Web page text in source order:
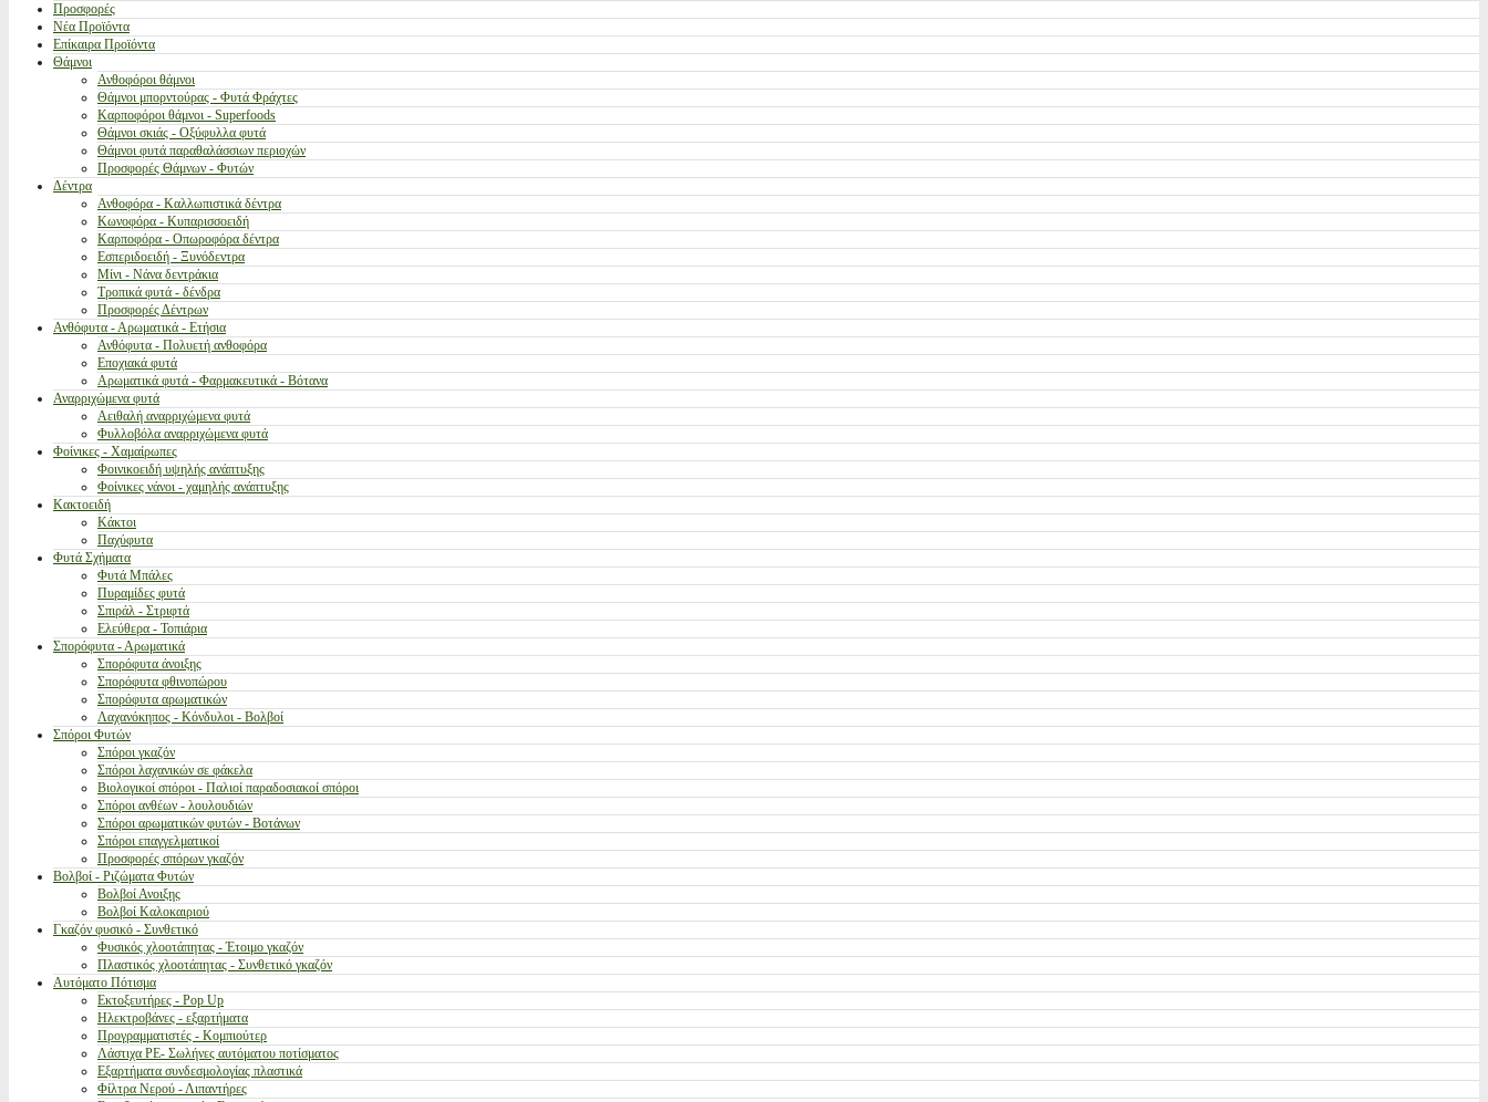
Προσφορές
Νέα Προϊόντα
Επίκαιρα Προϊόντα
Θάμνοι
Ανθοφόροι θάμνοι
Θάμνοι μπορντούρας - Φυτά Φράχτες
Καρποφόροι θάμνοι - Superfoods
Θάμνοι σκιάς - Οξύφυλλα φυτά
Θάμνοι φυτά παραθαλάσσιων περιοχών
Προσφορές Θάμνων - Φυτών
Δέντρα
Ανθοφόρα - Καλλωπιστικά δέντρα
Κωνοφόρα - Κυπαρισσοειδή
Καρποφόρα - Οπωροφόρα δέντρα
Εσπεριδοειδή - Ξυνόδεντρα
Μίνι - Νάνα δεντράκια
Τροπικά φυτά - δένδρα
Προσφορές Δέντρων
Ανθόφυτα - Αρωματικά - Ετήσια
Ανθόφυτα - Πολυετή ανθοφόρα
Εποχιακά φυτά
Αρωματικά φυτά - Φαρμακευτικά - Βότανα
Αναρριχώμενα φυτά
Αειθαλή αναρριχώμενα φυτά
Φυλλοβόλα αναρριχώμενα φυτά
Φοίνικες - Χαμαίρωπες
Φοινικοειδή υψηλής ανάπτυξης
Φοίνικες νάνοι - χαμηλής ανάπτυξης
Κακτοειδή
Κάκτοι
Παχύφυτα
Φυτά Σχήματα
Φυτά Μπάλες
Πυραμίδες φυτά
Σπιράλ - Στριφτά
Ελεύθερα - Τοπιάρια
Σπορόφυτα - Αρωματικά
Σπορόφυτα άνοιξης
Σπορόφυτα φθινοπώρου
Σπορόφυτα αρωματικών
Λαχανόκηπος - Κόνδυλοι - Βολβοί
Σπόροι Φυτών
Σπόροι γκαζόν
Σπόροι λαχανικών σε φάκελα
Βιολογικοί σπόροι - Παλιοί παραδοσιακοί σπόροι
Σπόροι ανθέων - λουλουδιών
Σπόροι αρωματικών φυτών - Βοτάνων
Σπόροι επαγγελματικοί
Προσφορές σπόρων γκαζόν
Βολβοί - Ριζώματα Φυτών
Βολβοί Ανοιξης
Βολβοί Καλοκαιριού
Γκαζόν φυσικό - Συνθετικό
Φυσικός χλοοτάπητας - Έτοιμο γκαζόν
Πλαστικός χλοοτάπητας - Συνθετικό γκαζόν
Αυτόματο Πότισμα
Εκτοξευτήρες - Pop Up
Ηλεκτροβάνες - εξαρτήματα
Προγραμματιστές - Κομπιούτερ
Λάστιχα PE- Σωλήνες αυτόματου ποτίσματος
Εξαρτήματα συνδεσμολογίας πλαστικά
Φίλτρα Νερού - Λιπαντήρες